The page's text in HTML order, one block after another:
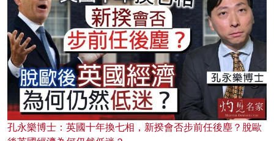
孔永樂博士：英國十年換七相，新揆會否步前任後塵？脫歐